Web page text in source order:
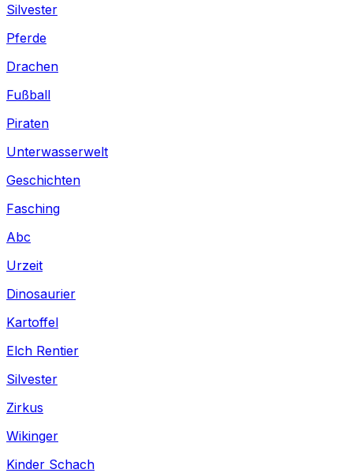
Silvester
Pferde
Drachen
Fußball
Piraten
Unterwasserwelt
Geschichten
Fasching
Abc
Urzeit
Dinosaurier
Kartoffel
Elch Rentier
Silvester
Zirkus
Wikinger
Kinder Schach